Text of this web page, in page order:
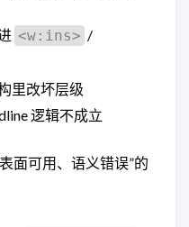
<w:ins> /
里改坏层级
逻辑不成立
面可用、语义错误”的